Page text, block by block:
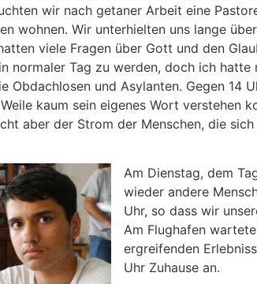
wir nach getaner Arbeit eine
wohnen. Wir unterhielten uns lange
viele Fragen über Gott und den
normaler Tag zu werden, doch ich
Obdachlosen und Asylanten. Gegen 14
kaum sein eigenes Wort verstehen
aber der Strom der Menschen, die
Am Dienstag, dem
wieder andere
Uhr, so dass wir
Am Flughafen
ergreifenden
Uhr Zuhause an.